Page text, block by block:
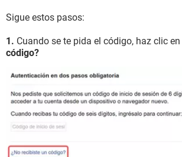
Sigue estos pasos:
1. Cuando se te pida el código, haz clic en
código?